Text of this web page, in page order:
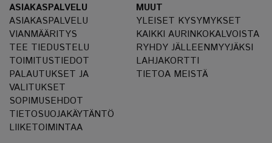
ASIAKASPALVELU
ASIAKASPALVELU
VIANMÄÄRITYS
TEE TIEDUSTELU
TOIMITUSTIEDOT
PALAUTUKSET JA
VALITUKSET
SOPIMUSEHDOT
TIETOSUOJAKÄYTÄNTÖ
LIIKETOIMINTAA
MUUT
YLEISET KYSYMYKSET
KAIKKI AURINKOKALVOISTA
RYHDY JÄLLEENMYYJÄKSI
LAHJAKORTTI
TIETOA MEISTÄ